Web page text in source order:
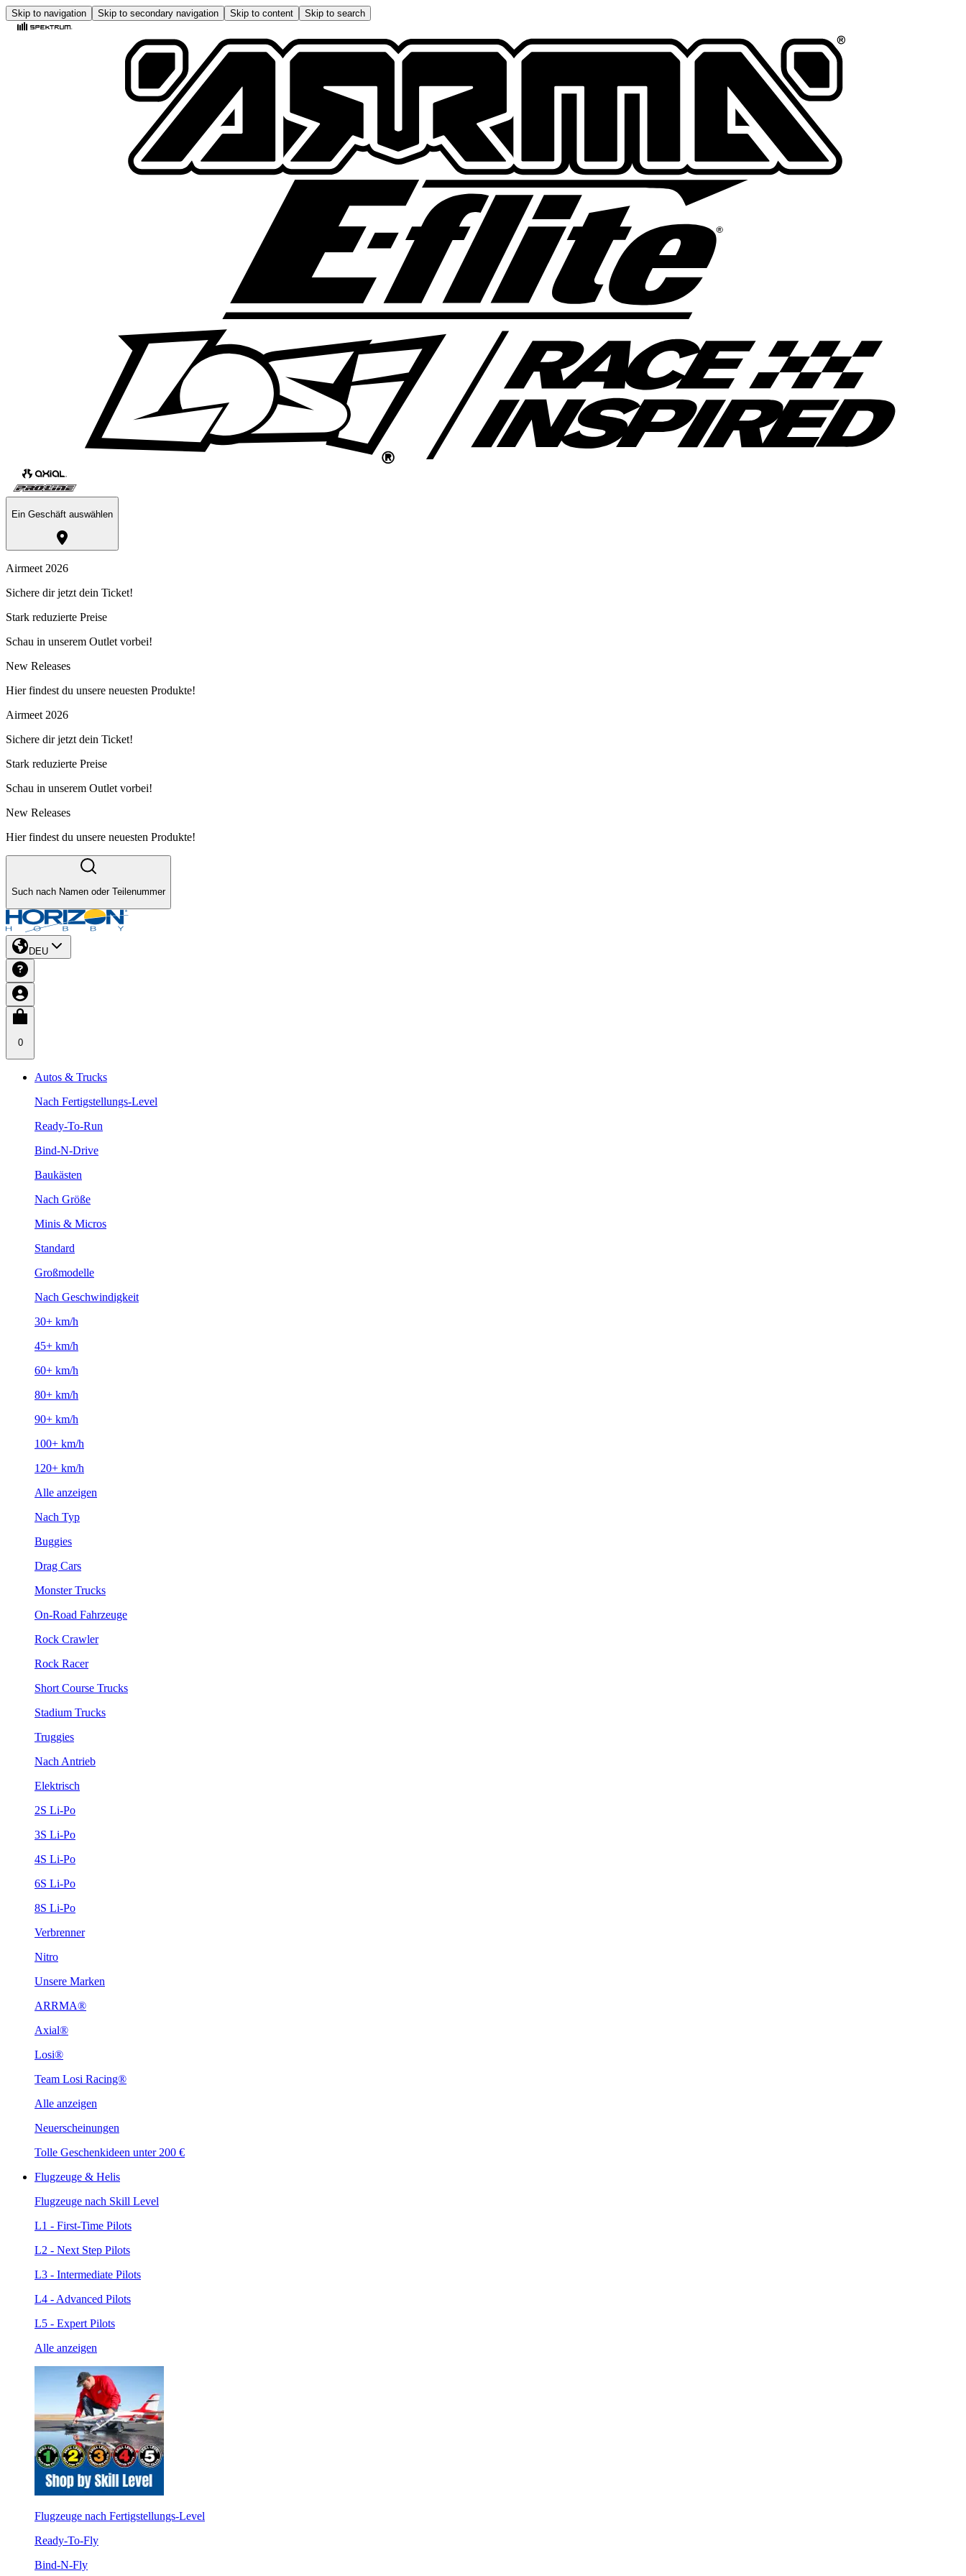
Skip to navigation Skip to secondary navigation Skip to content Skip to search
Ein Geschäft auswählen
Airmeet 2026
Sichere dir jetzt dein Ticket!
Stark reduzierte Preise
Schau in unserem Outlet vorbei!
New Releases
Hier findest du unsere neuesten Produkte!
Airmeet 2026
Sichere dir jetzt dein Ticket!
Stark reduzierte Preise
Schau in unserem Outlet vorbei!
New Releases
Hier findest du unsere neuesten Produkte!
Such nach Namen oder Teilenummer
DEU
0
Autos & Trucks
Nach Fertigstellungs-Level
Ready-To-Run
Bind-N-Drive
Baukästen
Nach Größe
Minis & Micros
Standard
Großmodelle
Nach Geschwindigkeit
30+ km/h
45+ km/h
60+ km/h
80+ km/h
90+ km/h
100+ km/h
120+ km/h
Alle anzeigen
Nach Typ
Buggies
Drag Cars
Monster Trucks
On-Road Fahrzeuge
Rock Crawler
Rock Racer
Short Course Trucks
Stadium Trucks
Truggies
Nach Antrieb
Elektrisch
2S Li-Po
3S Li-Po
4S Li-Po
6S Li-Po
8S Li-Po
Verbrenner
Nitro
Unsere Marken
ARRMA®
Axial®
Losi®
Team Losi Racing®
Alle anzeigen
Neuerscheinungen
Tolle Geschenkideen unter 200 €
Flugzeuge & Helis
Flugzeuge nach Skill Level
L1 - First-Time Pilots
L2 - Next Step Pilots
L3 - Intermediate Pilots
L4 - Advanced Pilots
L5 - Expert Pilots
Alle anzeigen
Flugzeuge nach Fertigstellungs-Level
Ready-To-Fly
Bind-N-Fly